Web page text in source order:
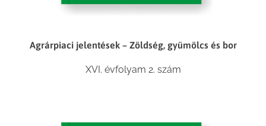
Agrárpiaci jelentések – Zöldség, gyümölcs és bor
XVI. évfolyam 2. szám